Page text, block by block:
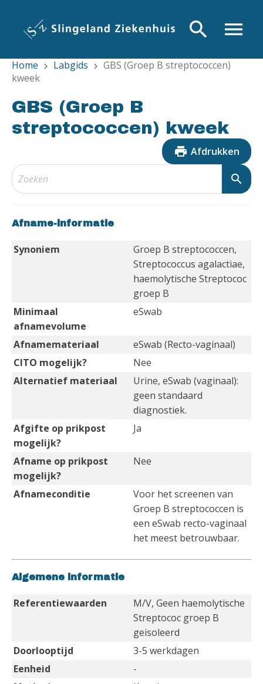
inhoud
gaan
menu
search
Home chevron_right Labgids chevron_right GBS (Groep B streptococcen)
kweek
GBS (Groep B
streptococcen) kweek
print Afdrukken
search
Afname-informatie
Synoniem
Groep B streptococcen,
Streptococcus agalactiae,
haemolytische Streptococ
groep B
Minimaal
afnamevolume
eSwab
Afnamemateriaal
eSwab (Recto-vaginaal)
CITO mogelijk?
Nee
Alternatief materiaal
Urine, eSwab (vaginaal):
geen standaard
diagnostiek.
Afgifte op prikpost
mogelijk?
Ja
Afname op prikpost
mogelijk?
Nee
Afnameconditie
Voor het screenen van
Groep B streptococcen is
een eSwab recto-vaginaal
het meest betrouwbaar.
Algemene informatie
Referentiewaarden
M/V, Geen haemolytische
Streptococ groep B
geisoleerd
Doorlooptijd
3-5 werkdagen
Eenheid
-